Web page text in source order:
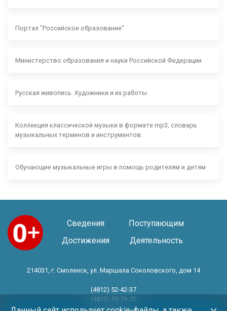
Портал "Российское образование"
Министерство образования и науки Российской Федерации
Русская живопись. Художники и их работы.
Коллекция классической музыки в формате mp3, словарь
музыкальных терминов и инструментов.
Обучающие музыкальные игры в помощь родителям и детям
Сведения
Поступающим
Достижения
Деятельность
214031, г. Смоленск, ул. Маршала Соколовского, дом 14
(4812) 52-42-37
(4812) 55-79-72
(4812) 30-06-11